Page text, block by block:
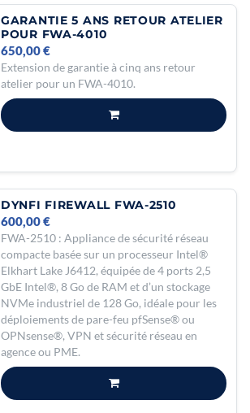
GARANTIE 5 ANS RETOUR ATELIER
POUR FWA-4010
Extension de garantie à cinq ans retour
atelier pour un FWA-4010.
650,00€
DYNFI FIREWALL FWA-2510
FWA-2510 : Appliance de sécurité réseau
compacte basée sur un processeur Intel®
Elkhart Lake J6412, équipée de 4 ports 2,5
GbE Intel®, 8 Go de RAM et d’un stockage
NVMe industriel de 128 Go, idéale pour les
déploiements de pare-feu pfSense® ou
OPNsense®, VPN et sécurité réseau en
agence ou PME.
600,00€